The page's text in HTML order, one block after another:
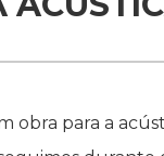
obra para a